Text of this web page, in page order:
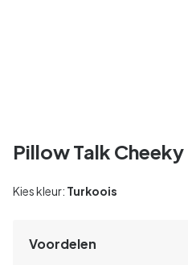
Pillow Talk
Kies kleur: Turkoois
Voordelen